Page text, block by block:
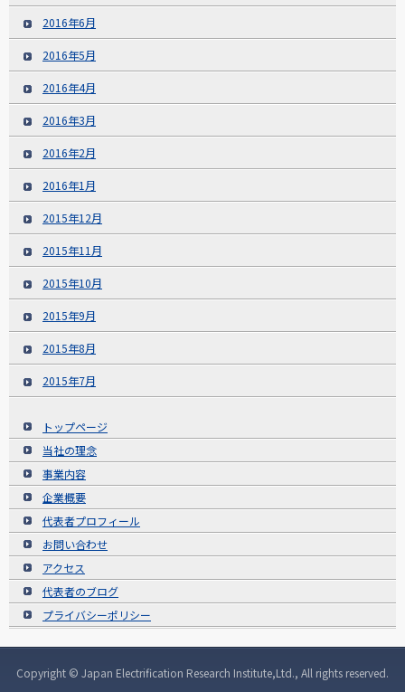
2016年6月
2016年5月
2016年4月
2016年3月
2016年2月
2016年1月
2015年12月
2015年11月
2015年10月
2015年9月
2015年8月
2015年7月
トップページ
当社の理念
事業内容
企業概要
代表者プロフィール
お問い合わせ
アクセス
代表者のブログ
プライバシーポリシー
Copyright © Japan Electrification Research Institute,Ltd., All rights reserved.